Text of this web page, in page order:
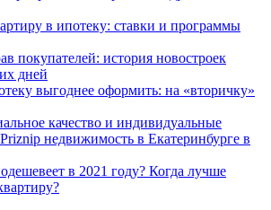
в ипотеку: ставки и программы
покупателей: история новостроек
дней
выгоднее оформить: на «вторичку»
качество и индивидуальные
недвижимость в Екатеринбурге в
в 2021 году? Когда лучше